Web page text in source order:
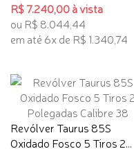
R$ 7.240,00 à vista
ou R$ 8.044,44
em até 6x de R$ 1.340,74
Revólver Taurus 85S
Oxidado Fosco 5 Tiros 2...